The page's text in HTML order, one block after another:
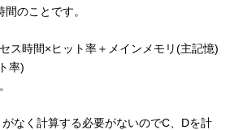
のことです。
ス時間×ヒット率＋メインメモリ(主記憶)
率)
なく計算する必要がないのでC、Dを計